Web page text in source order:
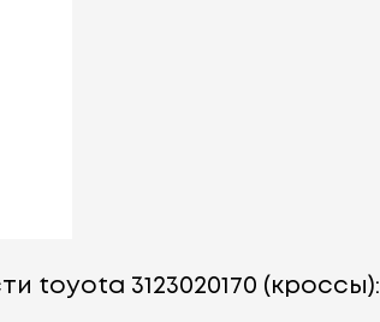
toyota 3123020170 (кроссы):